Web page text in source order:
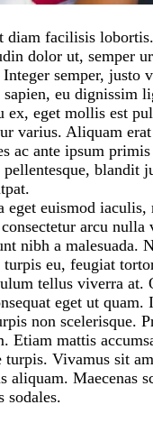
diam facilisis
dolor ut, semper
semper, justo
eu dignissim
ex, eget mollis est
varius. Aliquam
ac ante ipsum
blandit
eget euismod iaculis,
arcu nulla
nibh a malesuada.
eu, feugiat
tellus viverra at.
eget ut quam.
non scelerisque.
Etiam mattis
Vivamus sit
aliquam. Maecenas
sodales.